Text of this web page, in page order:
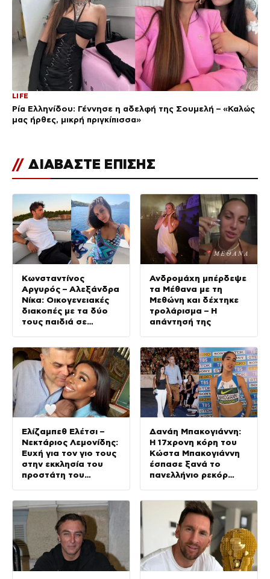
LIFE
Ρία Ελληνίδου: Γέννησε η αδελφή της Σουμελή – «Καλώς
μας ήρθες, μικρή πριγκίπισσα»
// ΔΙΑΒΑΣΤΕ ΕΠΙΣΗΣ
Κωνσταντίνος
Αργυρός – Αλεξάνδρα
Νίκα: Οικογενειακές
διακοπές με τα δύο
τους παιδιά σε
Ανδρομάχη μπέρδεψε
τα Μέθανα με τη
Μεθώνη και δέχτηκε
τρολάρισμα – Η
απάντησή της
Ελίζαμπεθ Ελέτσι –
Νεκτάριος Λεμονίδης:
Ευχή για τον γιο τους
στην εκκλησία του
προστάτη του
Δανάη Μπακογιάννη:
Η 17χρονη κόρη του
Κώστα Μπακογιάννη
έσπασε ξανά το
πανελλήνιο ρεκόρ